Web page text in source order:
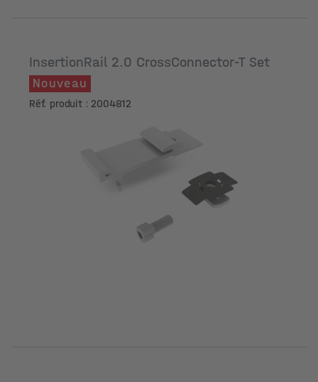
InsertionRail 2.0 CrossConnector-T Set
Nouveau
Réf. produit : 2004812